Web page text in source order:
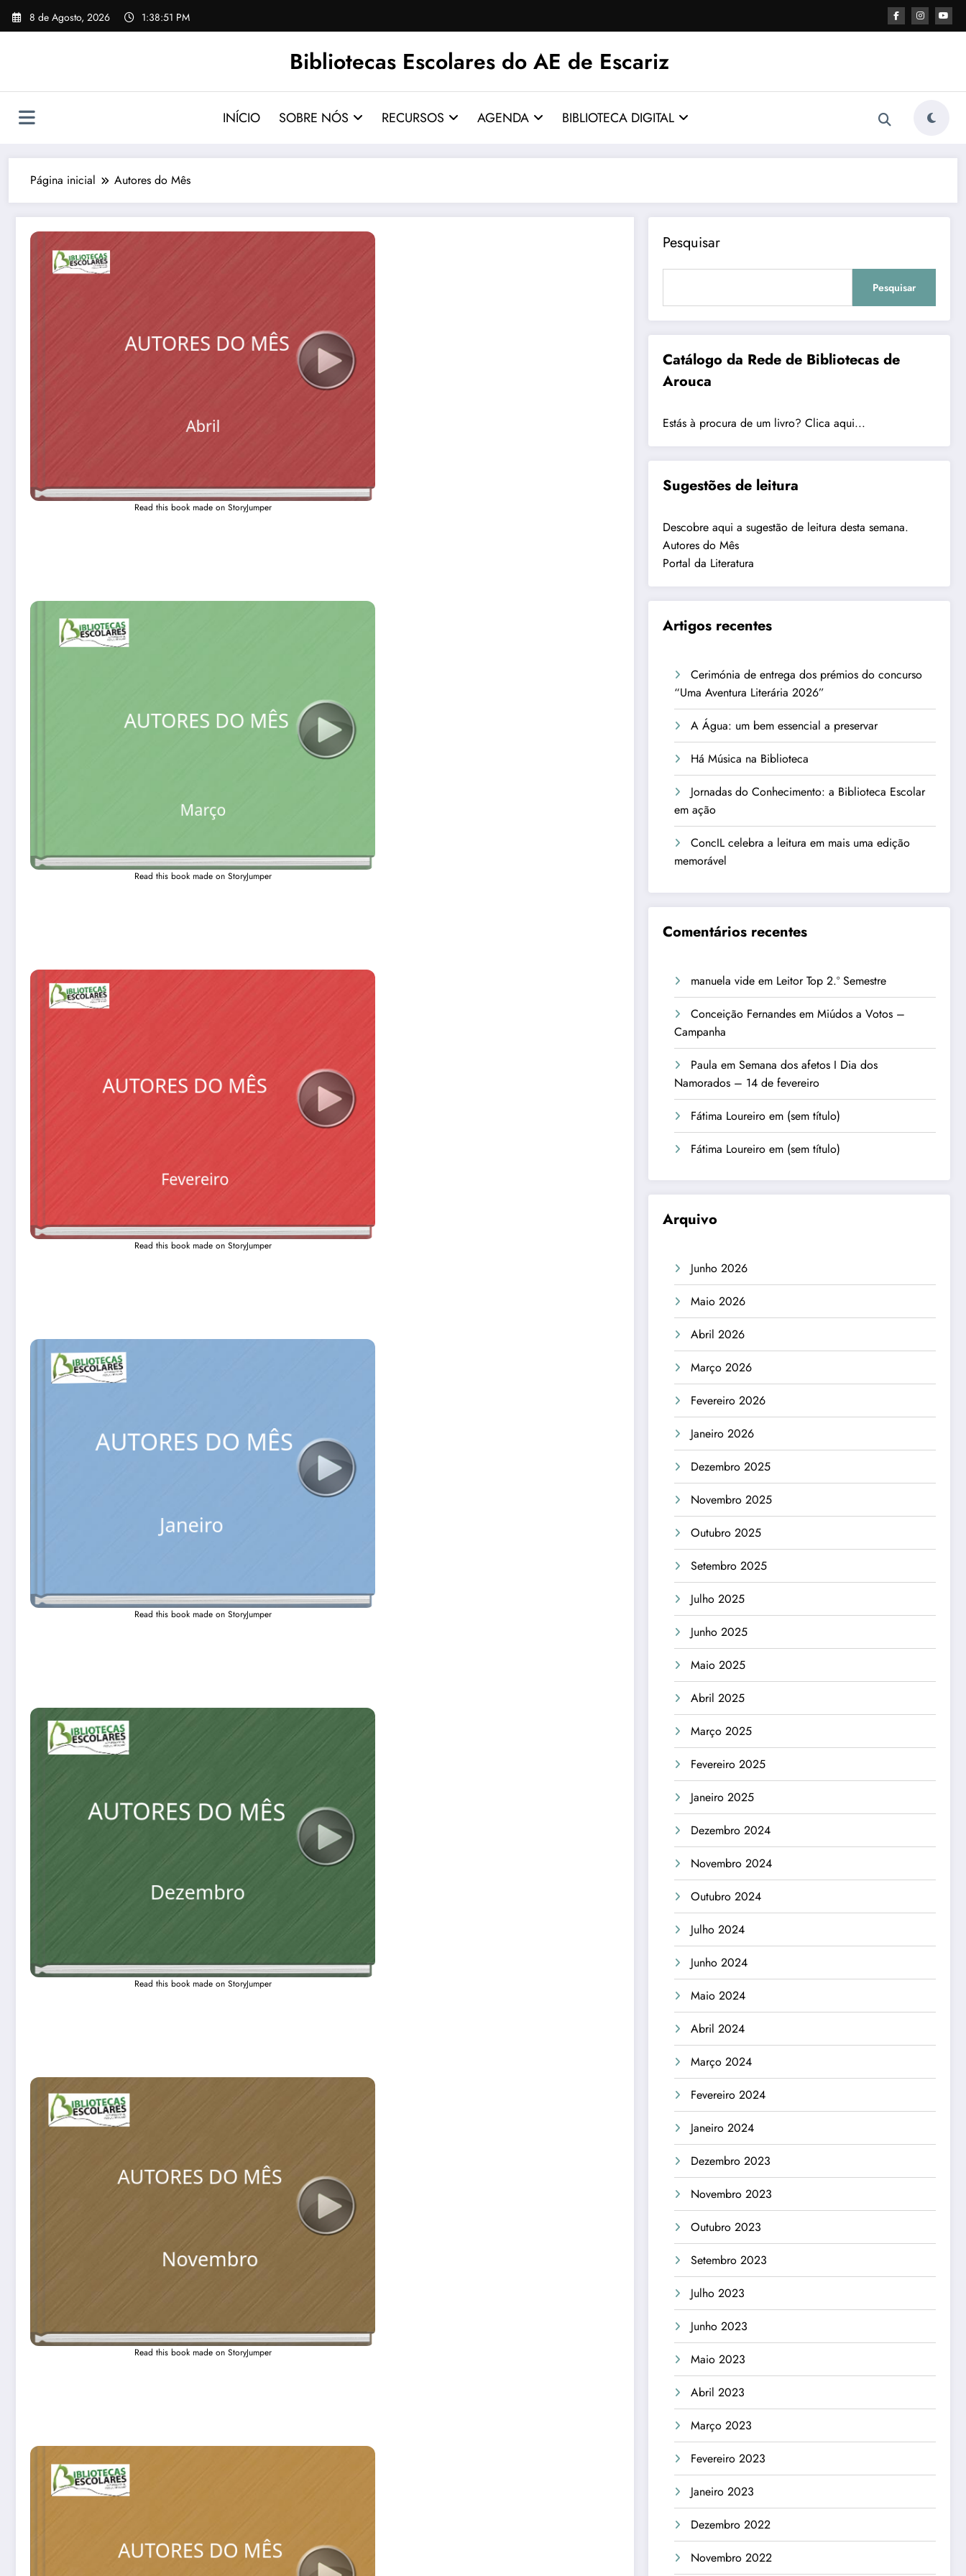
Saltar
para
8 de Agosto, 2026 1:38:53 PM
Bibliotecas Escolares do AE de Escariz
INÍCIO SOBRE NÓS RECURSOS AGENDA BIBLIOTECA DIGITAL
Página inicial Autores do Mês
Read this book made on StoryJumper
Read this book made on StoryJumper
Read this book made on StoryJumper
Read this book made on StoryJumper
Read this book made on StoryJumper
Read this book made on StoryJumper
Pesquisar
Pesquisar
Catálogo da Rede de Bibliotecas de
Arouca
Estás à procura de um livro? Clica aqui...
Sugestões de leitura
Descobre aqui a sugestão de leitura desta semana.
Autores do Mês
Portal da Literatura
Artigos recentes
Cerimónia de entrega dos prémios do concurso
“Uma Aventura Literária 2026”
A Água: um bem essencial a preservar
Há Música na Biblioteca
Jornadas do Conhecimento: a Biblioteca Escolar
em ação
ConcIL celebra a leitura em mais uma edição
memorável
Comentários recentes
manuela vide em Leitor Top 2.º Semestre
Conceição Fernandes emMiúdos a Votos –
Campanha
Paula emSemana dos afetos I Dia dos
Namorados – 14 de fevereiro
Fátima Loureiro em (sem título)
Fátima Loureiro em (sem título)
Arquivo
Junho 2026
Maio 2026
Abril 2026
Março 2026
Fevereiro 2026
Janeiro 2026
Dezembro 2025
Novembro 2025
Outubro 2025
Setembro 2025
Julho 2025
Junho 2025
Maio 2025
Abril 2025
Março 2025
Fevereiro 2025
Janeiro 2025
Dezembro 2024
Novembro 2024
Outubro 2024
Julho 2024
Junho 2024
Maio 2024
Abril 2024
Março 2024
Fevereiro 2024
Janeiro 2024
Dezembro 2023
Novembro 2023
Outubro 2023
Setembro 2023
Julho 2023
Junho 2023
Maio 2023
Abril 2023
Março 2023
Fevereiro 2023
Janeiro 2023
Dezembro 2022
Novembro 2022